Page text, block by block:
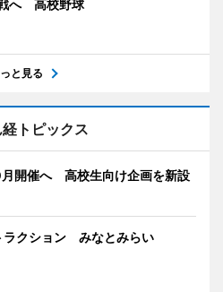
へ 高校野球
と見る
トピックス
開催へ 高校生向け企画を新設
ラクション みなとみらい